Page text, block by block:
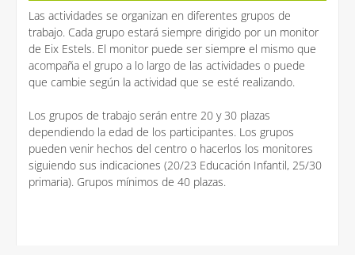
Las actividades se organizan en diferentes grupos de
trabajo. Cada grupo estará siempre dirigido por un monitor
de Eix Estels. El monitor puede ser siempre el mismo que
acompaña el grupo a lo largo de las actividades o puede
que cambie según la actividad que se esté realizando.
Los grupos de trabajo serán entre 20 y 30 plazas
dependiendo la edad de los participantes. Los grupos
pueden venir hechos del centro o hacerlos los monitores
siguiendo sus indicaciones (20/23 Educación Infantil, 25/30
primaria). Grupos mínimos de 40 plazas.